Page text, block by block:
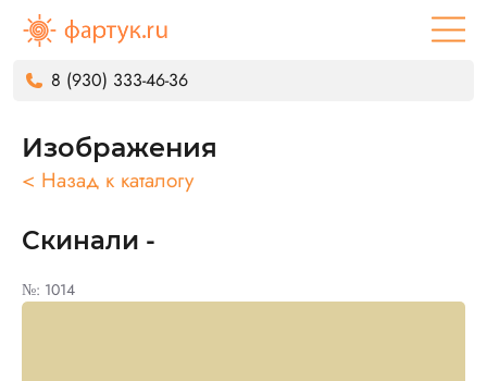
8 (930) 333-46-36
Изображения
< Назад к каталогу
Скинали -
№: 1014